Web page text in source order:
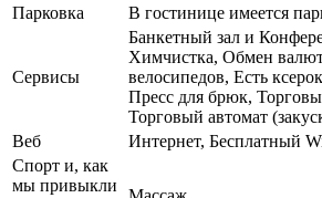
Парковка
В гостинице имеется
Сервисы
Банкетный зал и
Химчистка, Обмен
велосипедов, Есть
Пресс для брюк,
Торговый автомат
Веб
Интернет, Бесплатный
Спорт и, как
мы привыкли